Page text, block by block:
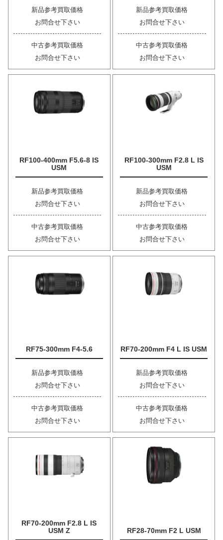
新品参考買取価格
お問合せ下さい
中古参考買取価格
お問合せ下さい
新品参考買取価格
お問合せ下さい
中古参考買取価格
お問合せ下さい
RF100-400mm F5.6-8 IS
USM
新品参考買取価格
お問合せ下さい
中古参考買取価格
お問合せ下さい
RF100-300mm F2.8 L IS
USM
新品参考買取価格
お問合せ下さい
中古参考買取価格
お問合せ下さい
RF75-300mm F4-5.6
新品参考買取価格
お問合せ下さい
中古参考買取価格
お問合せ下さい
RF70-200mm F4 L IS USM
新品参考買取価格
お問合せ下さい
中古参考買取価格
お問合せ下さい
RF70-200mm F2.8 L IS
USM Z
RF28-70mm F2 L USM